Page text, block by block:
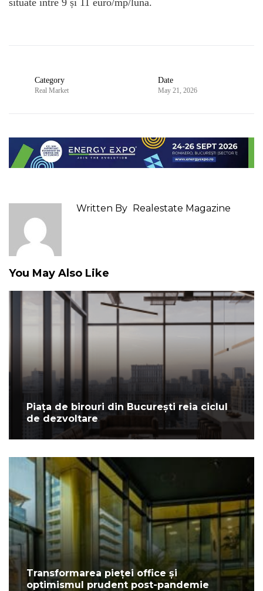
situate între 9 și 11 euro/mp/lună.
Category
Real Market
Date
May 21, 2026
Written By Realestate Magazine
You May Also Like
Piața de birouri din București reia ciclul
de dezvoltare
Transformarea pieței office și
optimismul prudent post-pandemie